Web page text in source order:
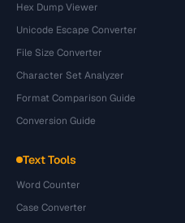
Hex Dump Viewer
Unicode Escape Converter
File Size Converter
Character Set Analyzer
Format Comparison Guide
Conversion Guide
Text Tools
Word Counter
Case Converter